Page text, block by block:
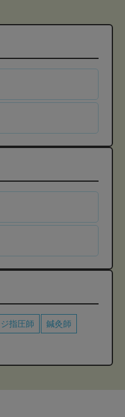
指圧師 鍼灸師